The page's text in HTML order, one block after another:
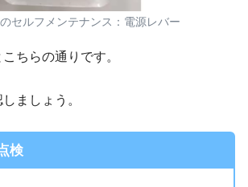
セルフメンテナンス：電源レバー
ちらの通りです。
ましょう。
検